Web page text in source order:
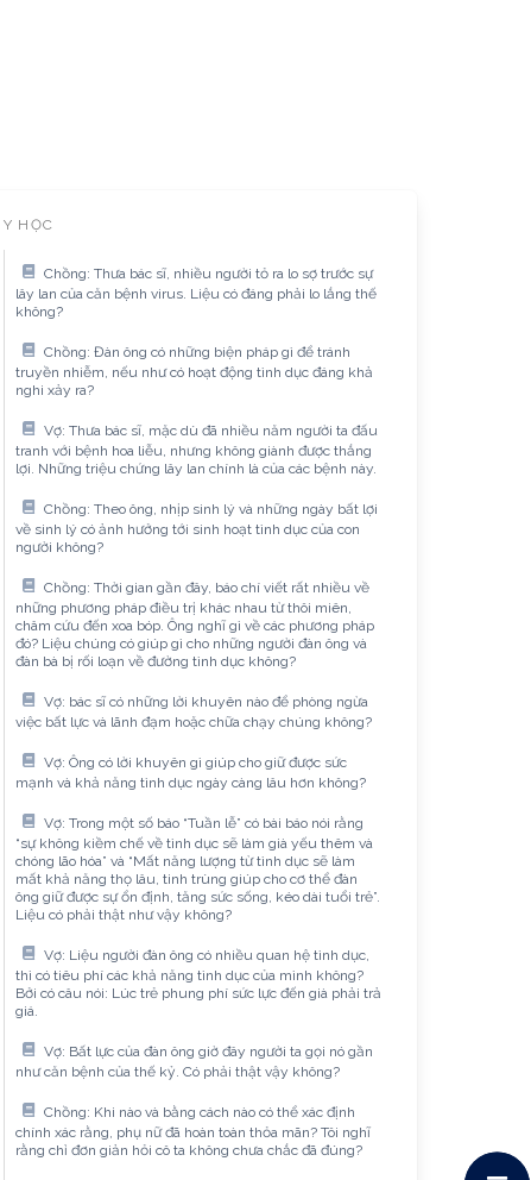
Y HỌC
Chồng: Thưa bác sĩ, nhiều người tỏ ra lo sợ trước sự
lây lan của căn bệnh virus. Liệu có đáng phải lo lắng thế
không?
Chồng: Đàn ông có những biện pháp gì để tránh
truyền nhiễm, nếu như có hoạt động tình dục đáng khả
nghi xảy ra?
Vợ: Thưa bác sĩ, mặc dù đã nhiều năm người ta đấu
tranh với bệnh hoa liễu, nhưng không giành được thắng
lợi. Những triệu chứng lây lan chính là của các bệnh này.
Chồng: Theo ông, nhịp sinh lý và những ngày bất lợi
về sinh lý có ảnh hưởng tới sinh hoạt tình dục của con
người không?
Chồng: Thời gian gần đây, báo chí viết rất nhiều về
những phương pháp điều trị khác nhau từ thôi miên,
châm cứu đến xoa bóp. Ông nghĩ gì về các phương pháp
đó? Liệu chúng có giúp gì cho những người đàn ông và
đàn bà bị rối loạn về đường tình dục không?
Vợ: bác sĩ có những lời khuyên nào để phòng ngừa
việc bất lực và lãnh đạm hoặc chữa chạy chúng không?
Vợ: Ông có lời khuyên gì giúp cho giữ được sức
mạnh và khả năng tình dục ngày càng lâu hơn không?
Vợ: Trong một số báo “Tuần lễ” có bài báo nói rằng
“sự không kiềm chế về tình dục sẽ làm già yếu thêm và
chóng lão hóa” và “Mất năng lượng từ tình dục sẽ làm
mất khả năng thọ lâu, tinh trùng giúp cho cơ thể đàn
ông giữ được sự ổn định, tăng sức sống, kéo dài tuổi trẻ”.
Liệu có phải thật như vậy không?
Vợ: Liệu người đàn ông có nhiều quan hệ tình dục,
thì có tiêu phí các khả năng tình dục của mình không?
Bởi có câu nói: Lúc trẻ phung phí sức lực đến già phải trả
giá.
Vợ: Bất lực của đàn ông giờ đây người ta gọi nó gần
như căn bệnh của thế kỷ. Có phải thật vậy không?
Chồng: Khi nào và bằng cách nào có thể xác định
chính xác rằng, phụ nữ đã hoàn toàn thỏa mãn? Tôi nghĩ
rằng chỉ đơn giản hỏi cô ta không chưa chắc đã đúng?